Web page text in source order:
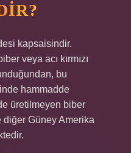
kapsaisindir.
veya acı kırmızı
bu
hammadde
üretilmeyen biber
diğer Güney Amerika